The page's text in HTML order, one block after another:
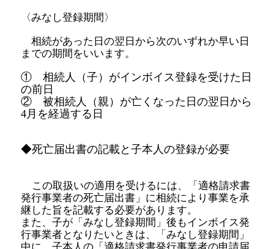
〈みなし登録期間〉
相続があった日の翌日から次のいずれか早い日
までの期間をいいます。
① 相続人（子）がインボイス登録を受けた日
の前日
② 被相続人（親）が亡くなった日の翌日から
4月を経過する日
◆死亡届出書の記載と子本人の登録が必要
この取扱いの適用を受けるには、「適格請求書
発行事業者の死亡届出書」に相続により事業を承
継した旨を記載する必要があります。
また、子が「みなし登録期間」後もインボイス発
行事業者となりたいときは、「みなし登録期間」
中に、子本人の「適格請求書発行事業者の申請届